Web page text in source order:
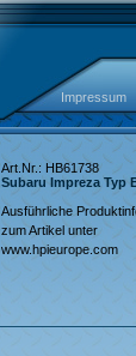
Impressum
Art.Nr.: HB61738
Subaru Impreza Typ
Ausführliche
zum Artikel unter
www.hpieurope.com